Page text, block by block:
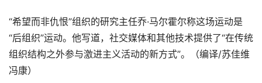
“希望而非仇恨”组织的研究主任乔·马尔霍尔称这场运动是
“后组织”运动。他写道，社交媒体和其他技术提供了“在传统
组织结构之外参与激进主义活动的新方式”。（编译/苏佳维
冯康）